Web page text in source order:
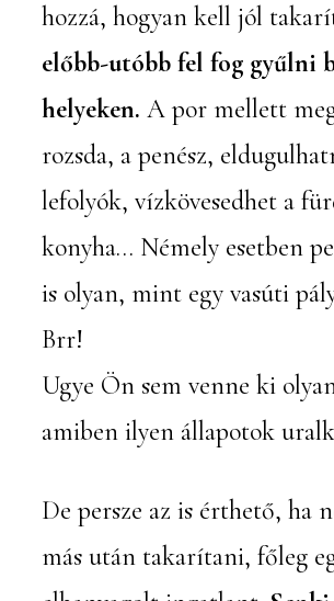
hozzá, hogyan kell jól
előbb-utóbb fel fog gyűlni
helyeken. A por mellett
rozsda, a penész,
lefolyók, vízkövesedhet a
konyha… Némely esetben
is olyan, mint egy vasúti
Brr!
Ugye Ön sem venne ki
amiben ilyen állapotok
De persze az is érthető, ha
más után takarítani, főleg